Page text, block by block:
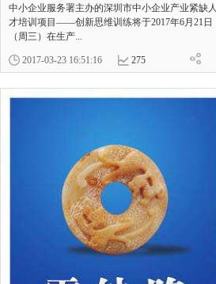
中小企业服务署主办的深圳市中小企业产业紧缺人
才培训项目——创新思维训练将于2017年6月21日
（周三）在生产...
2017-03-23 16:51:16 275